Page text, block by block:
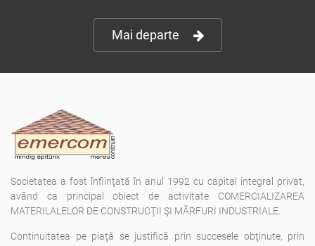
Mai departe
Societatea a fost înfiinţată în anul 1992 cu capital integral privat,
având ca principal obiect de activitate COMERCIALIZAREA
MATERILALELOR DE CONSTRUCŢII ŞI MĂRFURI INDUSTRIALE.
Continuitatea pe piaţă se justifică prin succesele obţinute, prin